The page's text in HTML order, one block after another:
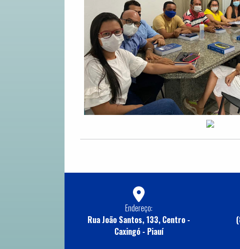
Endereço:
Rua João Santos, 133, Centro -
Caxingó - Piauí